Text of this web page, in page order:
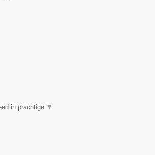
in prachtige ▼